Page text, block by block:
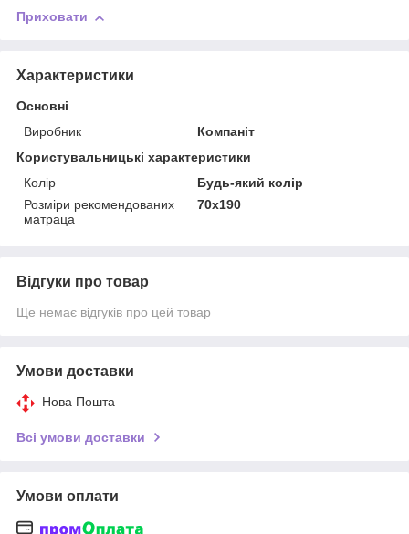
Приховати
Характеристики
Основні
Виробник
Компаніт
Користувальницькі характеристики
Колір
Будь-який колір
Розміри рекомендованих
матраца
70х190
Відгуки про товар
Ще немає відгуків про цей товар
Умови доставки
Нова Пошта
Всі умови доставки
Умови оплати